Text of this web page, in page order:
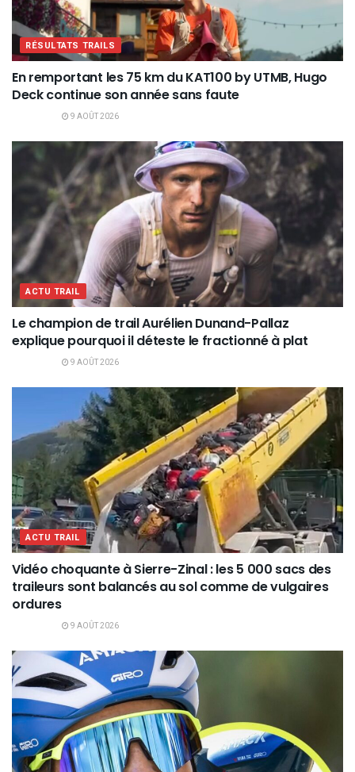
RÉSULTATS TRAILS
En remportant les 75 km du KAT100 by UTMB, Hugo
Deck continue son année sans faute
9 AOÛT 2026
ACTU TRAIL
Le champion de trail Aurélien Dunand-Pallaz
explique pourquoi il déteste le fractionné à plat
9 AOÛT 2026
ACTU TRAIL
Vidéo choquante à Sierre-Zinal : les 5 000 sacs des
traileurs sont balancés au sol comme de vulgaires
ordures
9 AOÛT 2026